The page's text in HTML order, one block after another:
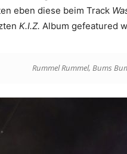
eben diese beim Track
K.I.Z. Album gefeatured
Rummel Rummel, Bums